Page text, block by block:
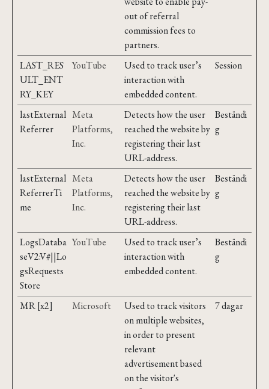
out of referral
commission fees to
partners.
LAST_RES
ULT_ENT
RY_KEY
YouTube
Used to track user’s
interaction with
embedded content.
Session
lastExternal
Referrer
Meta
Platforms,
Inc.
Detects how the user
reached the website by
registering their last
URL-address.
Beständi
g
lastExternal
ReferrerTi
me
Meta
Platforms,
Inc.
Detects how the user
reached the website by
registering their last
URL-address.
Beständi
g
LogsDataba
seV2:V#||Lo
gsRequests
Store
YouTube
Used to track user’s
interaction with
embedded content.
Beständi
g
MR [x2] Microsoft
Used to track visitors
on multiple websites,
in order to present
relevant
advertisement based
on the visitor's
7 dagar